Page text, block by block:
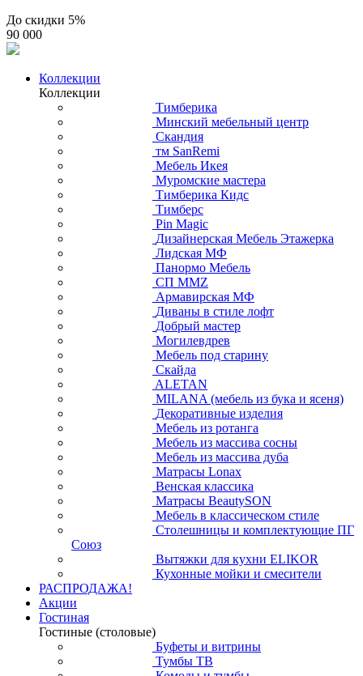
До скидки 5%
90 000
Коллекции
Коллекции
Тимберика
Минский мебельный центр
Скандия
тм SanRemi
Мебель Икея
Муромские мастера
Тимберика Кидс
Тимберс
Pin Magic
Дизайнерская Мебель Этажерка
Лидская МФ
Панормо Мебель
СП ММZ
Армавирская МФ
Диваны в стиле лофт
Добрый мастер
Могилевдрев
Мебель под старину
Скайда
ALETAN
MILANA (мебель из бука и ясеня)
Декоративные изделия
Мебель из ротанга
Мебель из массива сосны
Мебель из массива дуба
Матрасы Lonax
Венская классика
Матрасы BeautySON
Мебель в классическом стиле
Столешницы и комплектующие ПГ
Союз
Вытяжки для кухни ELIKOR
Кухонные мойки и смесители
РАСПРОДАЖА!
Акции
Гостиная
Гостиные (столовые)
Буфеты и витрины
Тумбы ТВ